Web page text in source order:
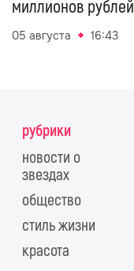
миллионов рублей
05 августа 16:43
рубрики
новости о
звездах
общество
стиль жизни
красота